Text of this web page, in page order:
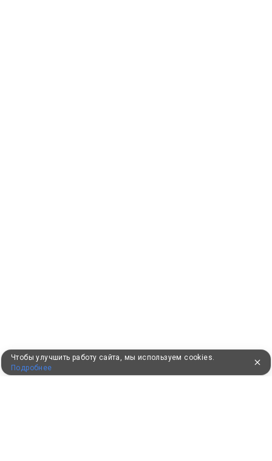
Чтобы улучшить работу сайта, мы используем cookies.
Подробнее